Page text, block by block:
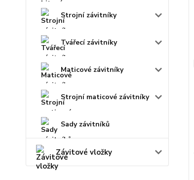
Strojní závitníky
Tvářecí závitníky
Maticové závitníky
Strojní maticové závitníky
Sady závitníků
Závitové vložky